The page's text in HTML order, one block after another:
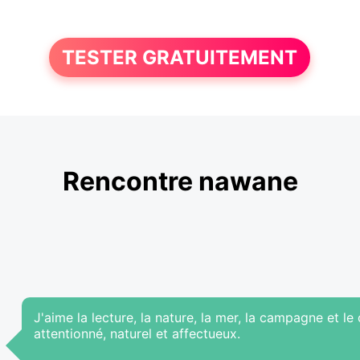
TESTER GRATUITEMENT
Rencontre nawane
J'aime la lecture, la nature, la mer, la campagne et
attentionné, naturel et affectueux.